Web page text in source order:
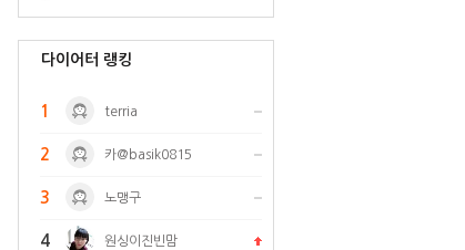
다이어터 랭킹
1 terria
2 카@basik0815
3 노맹구
4 원싱이진빈맘